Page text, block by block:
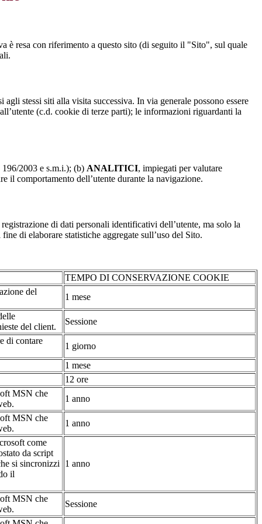
è resa con riferimento a questo sito (di seguito il "Sito", sul quale
stessi siti alla visita successiva. In via generale possono essere
(c.d. cookie di terze parti); le informazioni riguardanti la
2003 e s.m.i.); (b) ANALITICI, impiegati per valutare
il comportamento dell’utente durante la navigazione.
di dati personali identificativi dell’utente, ma solo la
di elaborare statistiche aggregate sull’uso del Sito.
TEMPO DI CONSERVAZIONE COOKIE
del
1 mese
del client.
Sessione
di contare
1 giorno
1 mese
12 ore
MSN che
1 anno
MSN che
1 anno
come
da script
si sincronizzi
il
1 anno
MSN che
Sessione